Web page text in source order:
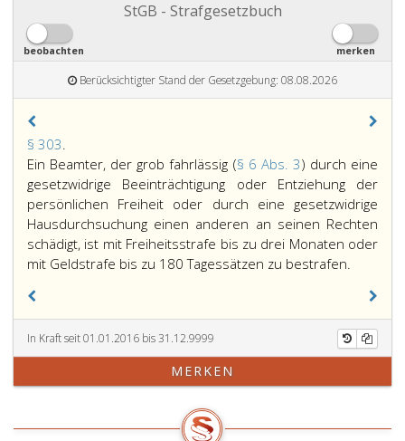
StGB - Strafgesetzbuch
beobachten merken
Berücksichtigter Stand der Gesetzgebung: 08.08.2026
§ 303.
303,
Ein Beamter, der grob fahrlässig (§ 6 Abs. 3) durch eine
gesetzwidrige Beeinträchtigung oder Entziehung der
persönlichen Freiheit oder durch eine gesetzwidrige
Hausdurchsuchung einen anderen an seinen Rechten
schädigt, ist mit Freiheitsstrafe bis zu drei Monaten oder
mit Geldstrafe bis zu 180 Tagessätzen zu bestrafen.
der
grob
6,
In Kraft seit 01.01.2016 bis 31.12.9999
MERKEN